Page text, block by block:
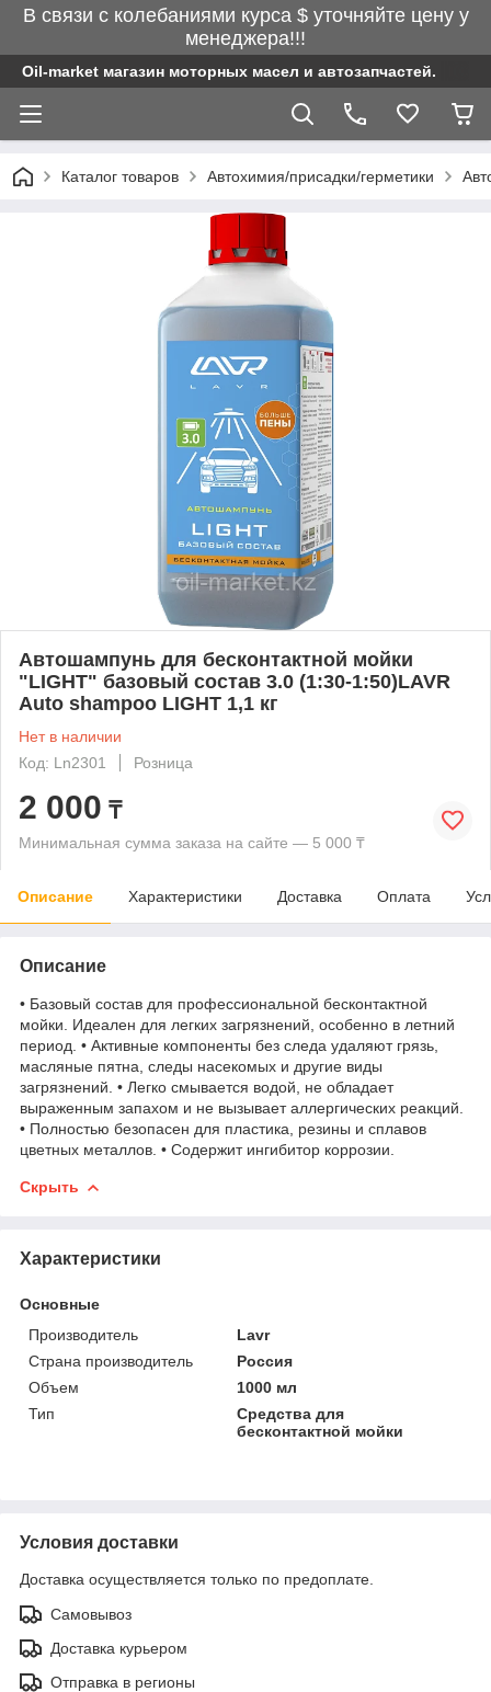
В связи с колебаниями курса $ уточняйте цену у
менеджера!!!
Oil-market магазин моторных масел и автозапчастей.
Каталог товаров Автохимия/присадки/герметики
Автошампунь для бесконтактной мойки
"LIGHT" базовый состав 3.0 (1:30-1:50)LAVR
Auto shampoo LIGHT 1,1 кг
Нет в наличии
Код: Ln2301
Розница
2 000 ₸
Минимальная сумма заказа на сайте — 5 000 ₸
Описание Характеристики Доставка Оплата
Описание
• Базовый состав для профессиональной бесконтактной
мойки. Идеален для легких загрязнений, особенно в летний
период. • Активные компоненты без следа удаляют грязь,
масляные пятна, следы насекомых и другие виды
загрязнений. • Легко смывается водой, не обладает
выраженным запахом и не вызывает аллергических реакций.
• Полностью безопасен для пластика, резины и сплавов
цветных металлов. • Содержит ингибитор коррозии.
Скрыть
Характеристики
Основные
Производитель
Lavr
Страна производитель
Россия
Объем
1000 мл
Тип
Средства для
бесконтактной мойки
Условия доставки
Доставка осуществляется только по предоплате.
Самовывоз
Доставка курьером
Отправка в регионы